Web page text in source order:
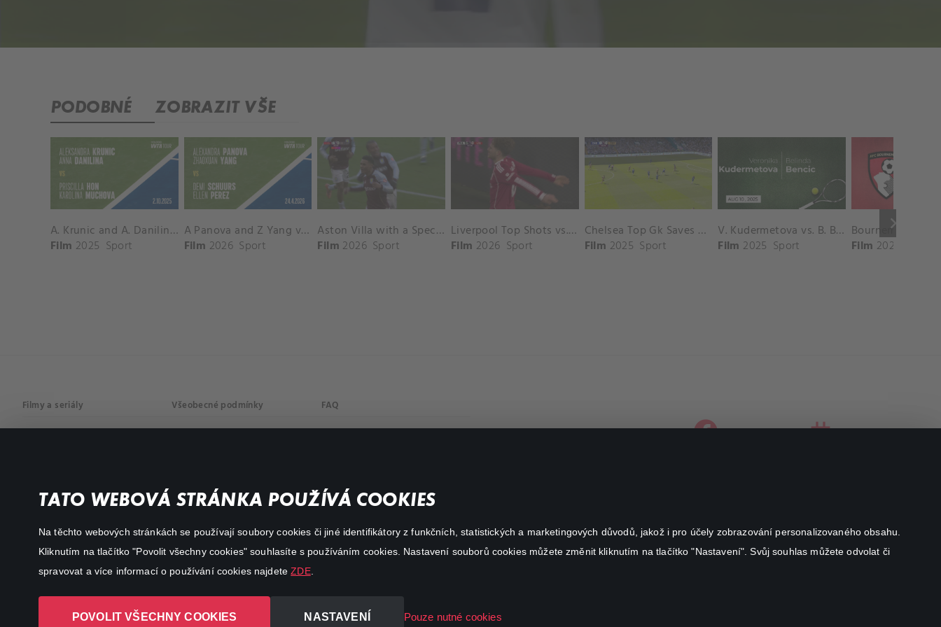
TATO WEBOVÁ STRÁNKA POUŽÍVÁ COOKIES
Na těchto webových stránkách se používají soubory cookies či jiné identifikátory z funkčních, statistických a marketingových důvodů, jakož i pro účely zobrazování personalizovaného obsahu.
Kliknutím na tlačítko "Povolit všechny cookies" souhlasíte s používáním cookies. Nastavení souborů cookies můžete změnit kliknutím na tlačítko "Nastavení". Svůj souhlas můžete odvolat či
spravovat a více informací o používání cookies najdeteZDE.
POVOLIT VŠECHNY COOKIES NASTAVENÍ Pouze nutné cookies
PODOBNÉ ZOBRAZIT VŠE
keyboard_arrow_right
A. Krunic and A. Danilina vs. P. Hon and K. Muchova Match Highlights - BEIJING_Capital Group Diamond ( October 02, 2025)
Film 2025 Sport
A Panova and Z Yang vs D Schuurs and E Perez Match Highlights - MADRID_Court 8 ( April 24, 2026)
Film 2026 Sport
Aston Villa with a Spectacular Goal vs. Nottingham Forest
Film 2026 Sport
Liverpool Top Shots vs. Fulham
Film 2026 Sport
Chelsea Top Gk Saves vs. Crystal Palace
Film 2025 Sport
V. Kudermetova vs. B. Bencic Match Highlights - CINCINNATI_Champions Court ( August 10, 2025)
Film 2025 Sport Film 2025
Filmy a seriály
Akční
Všeobecné podmínky FAQ
facebookinstagram
Canal+ Luxembourg S. à r.l. se sídlem Rue Albert Borschette 4,